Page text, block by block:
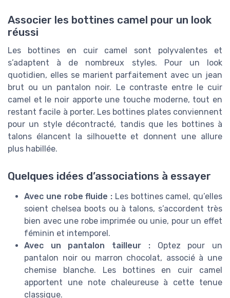
Associer les bottines camel pour un look
réussi
Les bottines en cuir camel sont polyvalentes et
s’adaptent à de nombreux styles. Pour un look
quotidien, elles se marient parfaitement avec un jean
brut ou un pantalon noir. Le contraste entre le cuir
camel et le noir apporte une touche moderne, tout en
restant facile à porter. Les bottines plates conviennent
pour un style décontracté, tandis que les bottines à
talons élancent la silhouette et donnent une allure
plus habillée.
Quelques idées d’associations à essayer
Avec une robe fluide : Les bottines camel, qu’elles
soient chelsea boots ou à talons, s’accordent très
bien avec une robe imprimée ou unie, pour un effet
féminin et intemporel.
Avec un pantalon tailleur :Optez pour un
pantalon noir ou marron chocolat, associé à une
chemise blanche. Les bottines en cuir camel
apportent une note chaleureuse à cette tenue
classique.